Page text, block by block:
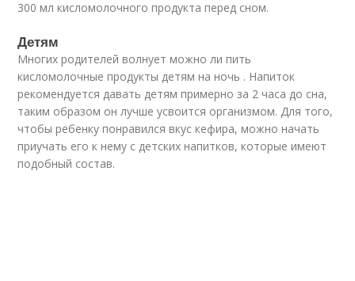
300 мл кисломолочного продукта перед сном.
Детям
Многих родителей волнует можно ли пить
кисломолочные продукты детям на ночь . Напиток
рекомендуется давать детям примерно за 2 часа до сна,
таким образом он лучше усвоится организмом. Для того,
чтобы ребенку понравился вкус кефира, можно начать
приучать его к нему с детских напитков, которые имеют
подобный состав.